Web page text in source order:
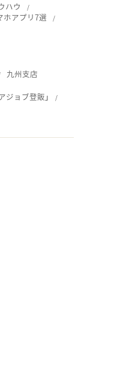
ハウ
ホアプリ7選
九州支店
ジョブ登販」